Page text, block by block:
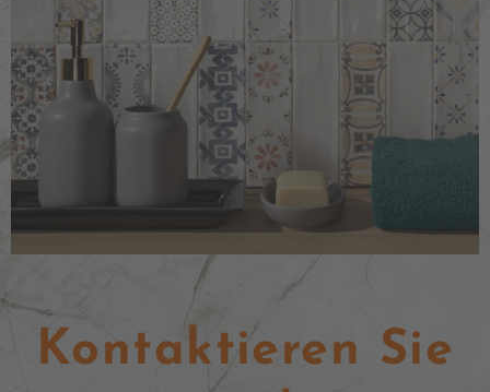
Kontaktieren Sie